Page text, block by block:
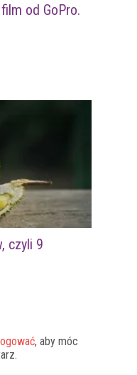
od GoPro.
czyli 9
, aby móc